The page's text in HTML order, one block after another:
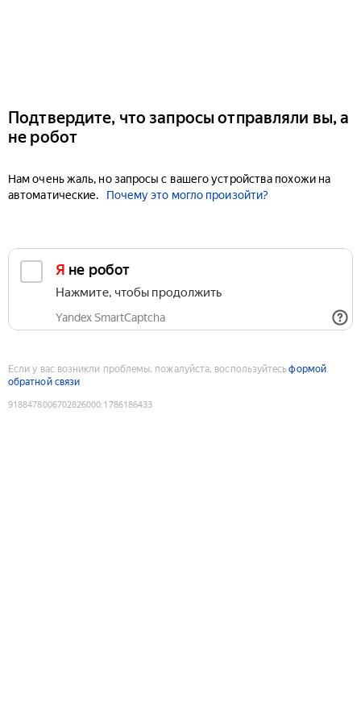
Подтвердите, что запросы отправляли вы, а
не робот
Нам очень жаль, но запросы с вашего устройства похожи на
автоматические.
Почему это могло произойти?
Я не робот
Нажмите, чтобы продолжить
Yandex SmartCaptcha
Если у вас возникли проблемы, пожалуйста, воспользуйтесьформой
обратной связи
9188478006702826000:1786186433